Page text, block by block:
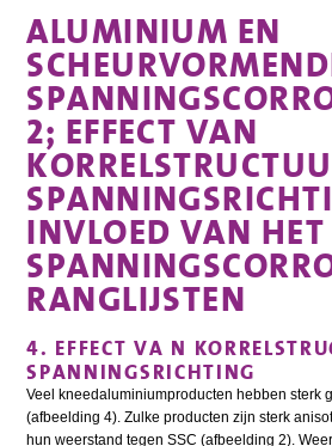
ALUMINIUM EN
2; EFFECT VAN
INVLOED VAN
RANGLIJSTEN
4. EFFECT VA N
SPANNINGSRICHTING
Veel kneedaluminiumproducten hebben sterk
(afbeelding 4). Zulke producten zijn sterk
hun weerstand tegen SSC (afbeelding 2).